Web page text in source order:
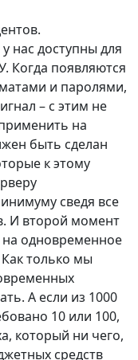
нас доступны для
Когда появляются
и паролями,
– с этим не
на
быть сделан
к этому
сведя все
И второй момент
на одновременное
только мы
А если из 1000
10 или 100,
который ни чего,
средств